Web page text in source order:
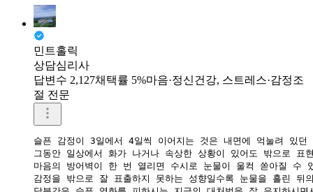
민트홀릭
상담심리사
답변수 2,127채택률 5%마음·정신건강, 스트레스·감정조
절 전문
슬픈 감정이 3일에서 4일씩 이어지는 것은 내면에 억눌려 있
그동안 일상에서 화가 나거나 속상한 상황이 있어도 밖으로
마음의 방어벽이 한 번 열리면 수시로 눈물이 울컥 쏟아질 수
감정을 밖으로 잘 표출하지 못하는 성향일수록 눈물을 흘린